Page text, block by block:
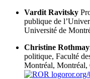
Vardit Ravitsky
publique de
Université de
Christine
politique, Faculté
Montréal, Montréal,